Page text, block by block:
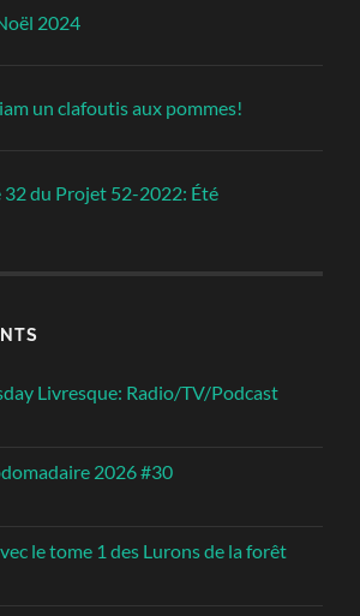
2024
un clafoutis aux pommes!
32 du Projet 52-2022: Été
Livresque: Radio/TV/Podcast
2026 #30
le tome 1 des Lurons de la forêt